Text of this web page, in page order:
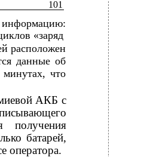
101
«заряд
расположен
данные об
минутах, что
АКБ с
получения
батарей,
оператора.